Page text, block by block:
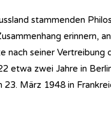
stammenden
erinnern,
nach seiner Vertreibung
etwa zwei Jahre in
23. März 1948 in